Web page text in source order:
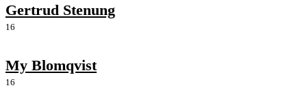
Gertrud Stenung
16
My Blomqvist
16